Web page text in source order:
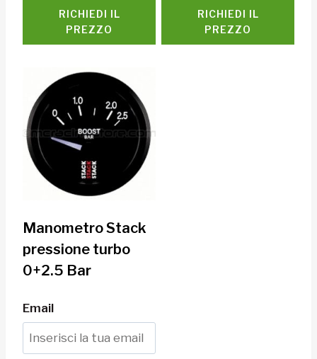
RICHIEDI IL
PREZZO
RICHIEDI IL
PREZZO
Manometro Stack
pressione turbo
0+2.5 Bar
Email